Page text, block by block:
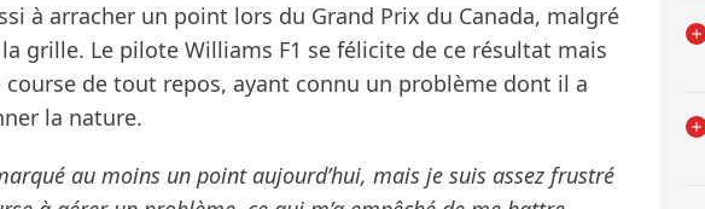
à arracher un point lors du Grand Prix du Canada, malgré
grille. Le pilote Williams F1 se félicite de ce résultat mais
course de tout repos, ayant connu un problème dont il a
la nature.
au moins un point aujourd’hui, mais je suis assez frustré